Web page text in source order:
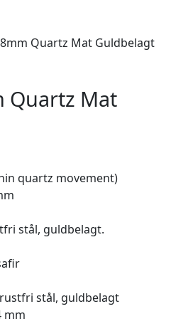
Quartz Mat Guldbelagt
Quartz Mat
kr..
quartz movement)
stål, guldbelagt.
stål, guldbelagt
mm